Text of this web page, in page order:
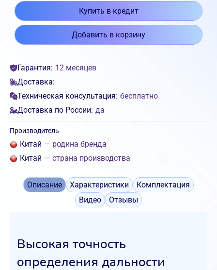
Купить в кредит
Добавить в корзину
Гарантия: 12 месяцев
Доставка:
Техническая консультация: бесплатно
Доставка по России: да
Производитель
Китай — родина бренда
Китай — страна производства
Описание Характеристики
Комплектация
Видео
Отзывы
Высокая точность
определения дальности